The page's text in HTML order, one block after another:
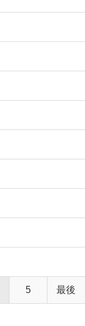
5 最後